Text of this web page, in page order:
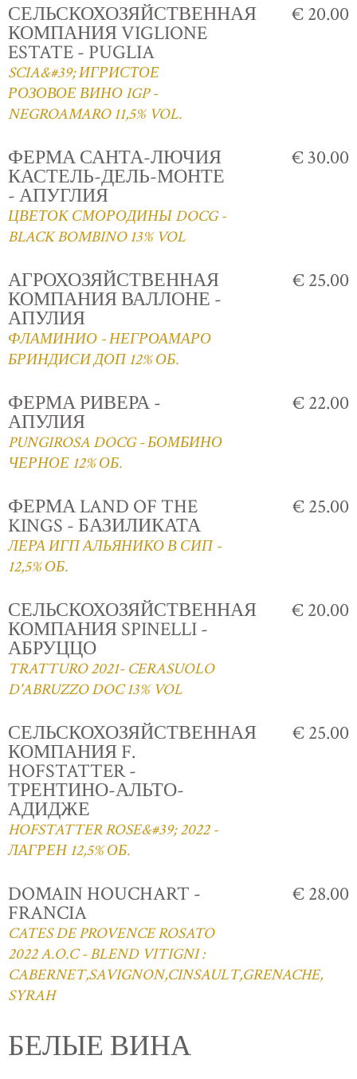
СЕЛЬСКОХОЗЯЙСТВЕННАЯ
КОМПАНИЯ VIGLIONE
ESTATE - PUGLIA
SCIA&#39; ИГРИСТОЕ
РОЗОВОЕ ВИНО IGP -
NEGROAMARO 11,5% VOL.
€ 20.00
ФЕРМА САНТА-ЛЮЧИЯ
КАСТЕЛЬ-ДЕЛЬ-МОНТЕ
- АПУГЛИЯ
ЦВЕТОК СМОРОДИНЫ DOCG -
BLACK BOMBINO 13% VOL
€ 30.00
АГРОХОЗЯЙСТВЕННАЯ
КОМПАНИЯ ВАЛЛОНЕ -
АПУЛИЯ
ФЛАМИНИО - НЕГРОАМАРО
БРИНДИСИ ДОП 12% ОБ.
€ 25.00
ФЕРМА РИВЕРА -
АПУЛИЯ
PUNGIROSA DOCG - БОМБИНО
ЧЕРНОЕ 12% ОБ.
€ 22.00
ФЕРМА LAND OF THE
KINGS - БАЗИЛИКАТА
ЛЕРА ИГП АЛЬЯНИКО В СИП -
12,5% ОБ.
€ 25.00
СЕЛЬСКОХОЗЯЙСТВЕННАЯ
КОМПАНИЯ SPINELLI -
АБРУЦЦО
TRATTURO 2021- CERASUOLO
D'ABRUZZO DOC 13% VOL
€ 20.00
СЕЛЬСКОХОЗЯЙСТВЕННАЯ
КОМПАНИЯ F.
HOFSTATTER -
ТРЕНТИНО-АЛЬТО-
АДИДЖЕ
HOFSTATTER ROSE&#39; 2022 -
ЛАГРЕН 12,5% ОБ.
€ 25.00
DOMAIN HOUCHART -
FRANCIA
CATES DE PROVENCE ROSATO
2022 A.O.C - BLEND VITIGNI :
CABERNET,SAVIGNON,CINSAULT,GRENACHE,
SYRAH
€ 28.00
БЕЛЫЕ ВИНА